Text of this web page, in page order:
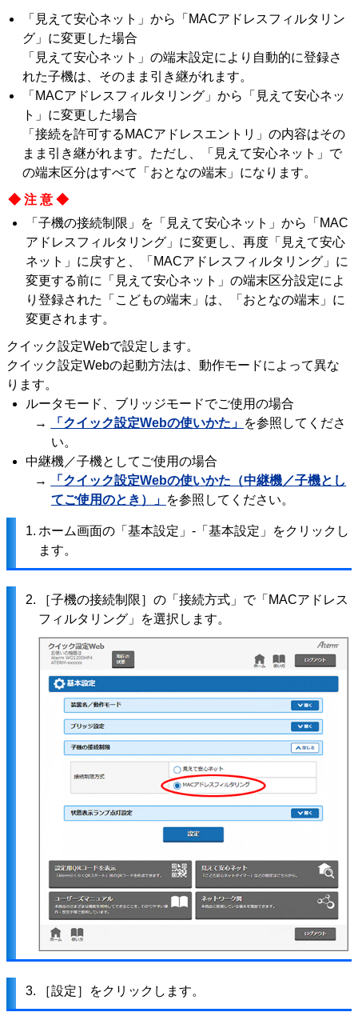
「見えて安心ネット」から「MACアドレスフィルタリン
グ」に変更した場合
「見えて安心ネット」の端末設定により自動的に登録さ
れた子機は、そのまま引き継がれます。
「MACアドレスフィルタリング」から「見えて安心ネッ
ト」に変更した場合
「接続を許可するMACアドレスエントリ」の内容はその
まま引き継がれます。ただし、「見えて安心ネット」で
の端末区分はすべて「おとなの端末」になります。
◆注意◆
「子機の接続制限」を「見えて安心ネット」から「MAC
アドレスフィルタリング」に変更し、再度「見えて安心
ネット」に戻すと、「MACアドレスフィルタリング」に
変更する前に「見えて安心ネット」の端末区分設定によ
り登録された「こどもの端末」は、「おとなの端末」に
変更されます。
クイック設定Webで設定します。
クイック設定Webの起動方法は、動作モードによって異な
ります。
ルータモード、ブリッジモードでご使用の場合
→
「クイック設定Webの使いかた」 を参照してくださ
い。
中継機／子機としてご使用の場合
→
「クイック設定Webの使いかた（中継機／子機とし
てご使用のとき）」 を参照してください。
1. ホーム画面の「基本設定」-「基本設定」をクリックし
ます。
2.
［子機の接続制限］の「接続方式」で「MACアドレス
フィルタリング」を選択します。
3. ［設定］をクリックします。